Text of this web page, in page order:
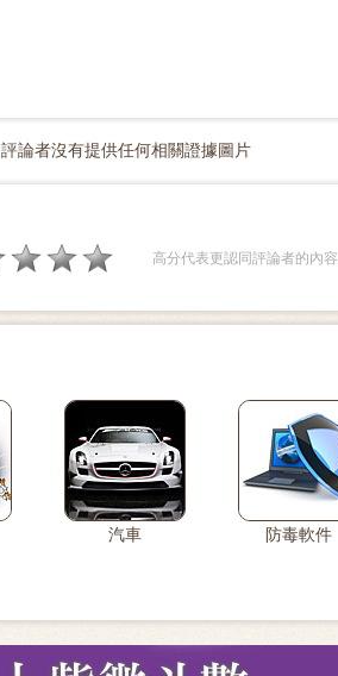
評論者沒有提供任何相關證據圖片
高分代表更認同評論者的內容
汽車 防毒軟件